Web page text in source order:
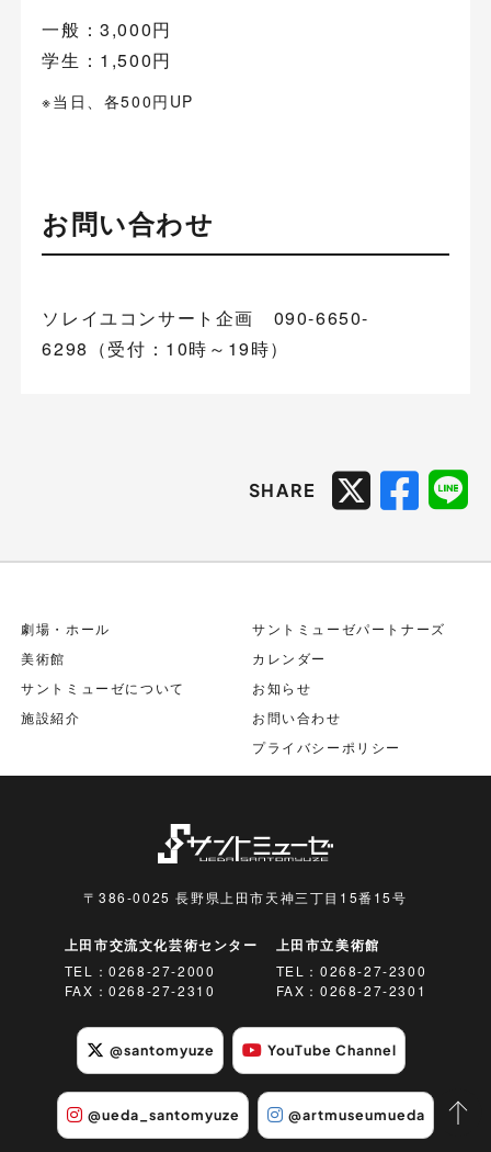
一般：3,000円
学生：1,500円
※当日、各500円UP
お問い合わせ
ソレイユコンサート企画 090-6650-
6298（受付：10時～19時）
SHARE
劇場・ホール
美術館
サントミューゼについて
施設紹介
サントミューゼパートナーズ
カレンダー
お知らせ
お問い合わせ
プライバシーポリシー
〒386-0025 長野県上田市天神三丁目15番15号
上田市交流文化芸術センター
TEL：0268-27-2000
FAX：0268-27-2310
上田市立美術館
TEL： 0268-27-2300
FAX：0268-27-2301
@santomyuze YouTube Channel
@ueda_santomyuze @artmuseumueda